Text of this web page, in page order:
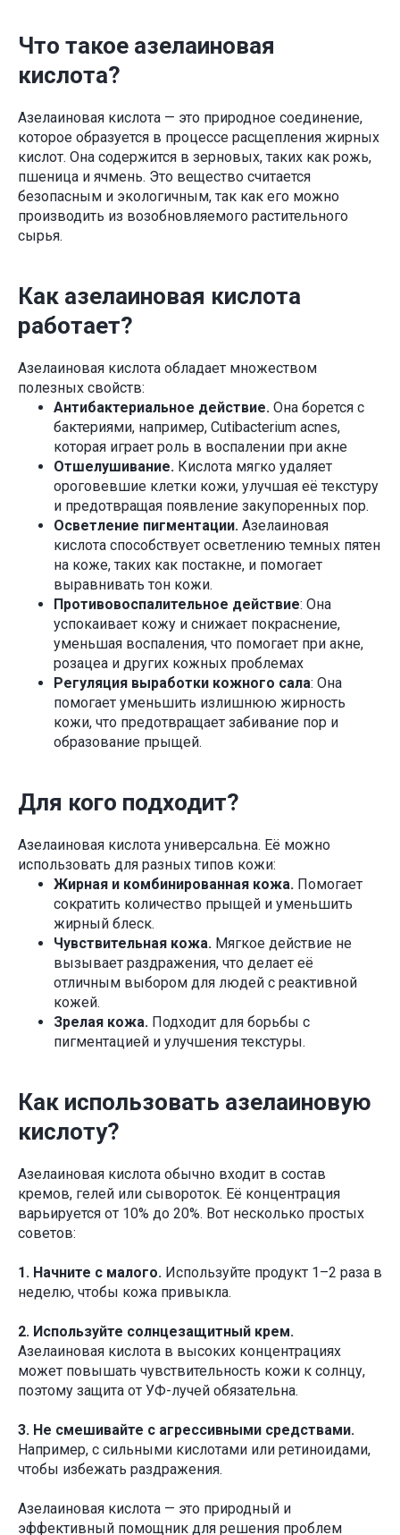
Что такое азелаиновая
кислота?
Азелаиновая кислота — это природное соединение,
которое образуется в процессе расщепления жирных
кислот. Она содержится в зерновых, таких как рожь,
пшеница и ячмень. Это вещество считается
безопасным и экологичным, так как его можно
производить из возобновляемого растительного
сырья.
Как азелаиновая кислота
работает?
Азелаиновая кислота обладает множеством
полезных свойств:
Антибактериальное действие. Она борется с
бактериями, например, Cutibacterium acnes,
которая играет роль в воспалении при акне
Отшелушивание. Кислота мягко удаляет
ороговевшие клетки кожи, улучшая её текстуру
и предотвращая появление закупоренных пор.
Осветление пигментации. Азелаиновая
кислота способствует осветлению темных пятен
на коже, таких как постакне, и помогает
выравнивать тон кожи.
Противовоспалительное действие: Она
успокаивает кожу и снижает покраснение,
уменьшая воспаления, что помогает при акне,
розацеа и других кожных проблемах
Регуляция выработки кожного сала: Она
помогает уменьшить излишнюю жирность
кожи, что предотвращает забивание пор и
образование прыщей.
Для кого подходит?
Азелаиновая кислота универсальна. Её можно
использовать для разных типов кожи:
Жирная и комбинированная кожа. Помогает
сократить количество прыщей и уменьшить
жирный блеск.
Чувствительная кожа. Мягкое действие не
вызывает раздражения, что делает её
отличным выбором для людей с реактивной
кожей.
Зрелая кожа. Подходит для борьбы с
пигментацией и улучшения текстуры.
Как использовать азелаиновую
кислоту?
Азелаиновая кислота обычно входит в состав
кремов, гелей или сывороток. Её концентрация
варьируется от 10% до 20%. Вот несколько простых
советов:
1. Начните с малого. Используйте продукт 1–2 раза в
неделю, чтобы кожа привыкла.
2. Используйте солнцезащитный крем.
Азелаиновая кислота в высоких концентрациях
может повышать чувствительность кожи к солнцу,
поэтому защита от УФ-лучей обязательна.
3. Не смешивайте с агрессивными средствами.
Например, с сильными кислотами или ретиноидами,
чтобы избежать раздражения.
Азелаиновая кислота — это природный и
эффективный помощник для решения проблем